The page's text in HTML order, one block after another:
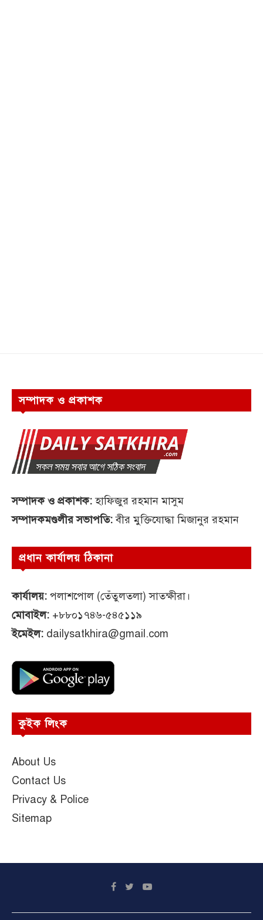
সম্পাদক ও প্রকাশক
সম্পাদক ও প্রকাশক:হাফিজুর রহমান মাসুম
সম্পাদকমণ্ডলীর সভাপতি:বীর মুক্তিযোদ্ধা মিজানুর রহমান
প্রধান কার্যালয় ঠিকানা
কার্যালয়: পলাশপোল (তেঁতুলতলা) সাতক্ষীরা।
মোবাইল: +৮৮০১৭৪৬-৫৪৫১১৯
ইমেইল: dailysatkhira@gmail.com
কুইক লিংক
About Us
Contact Us
Privacy & Police
Sitemap